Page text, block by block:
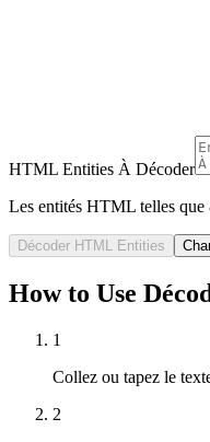
HTML Entities À Décoder
Les entités HTML telles
Décoder HTML Entities
How to Use
1
Collez ou tapez le
2